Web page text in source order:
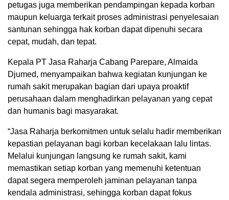
petugas juga memberikan pendampingan kepada korban
maupun keluarga terkait proses administrasi penyelesaian
santunan sehingga hak korban dapat dipenuhi secara
cepat, mudah, dan tepat.
Kepala PT Jasa Raharja Cabang Parepare, Almaida
Djumed, menyampaikan bahwa kegiatan kunjungan ke
rumah sakit merupakan bagian dari upaya proaktif
perusahaan dalam menghadirkan pelayanan yang cepat
dan humanis bagi masyarakat.
“Jasa Raharja berkomitmen untuk selalu hadir memberikan
kepastian pelayanan bagi korban kecelakaan lalu lintas.
Melalui kunjungan langsung ke rumah sakit, kami
memastikan setiap korban yang memenuhi ketentuan
dapat segera memperoleh jaminan pelayanan tanpa
kendala administrasi, sehingga korban dapat fokus